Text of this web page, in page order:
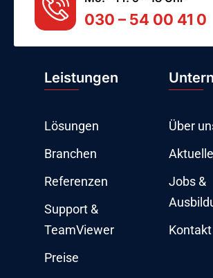
030 – 54 00 41 0
Leistungen
Lösungen
Branchen
Referenzen
Support &
TeamViewer
Preise
Über
Jobs &
Kontakt